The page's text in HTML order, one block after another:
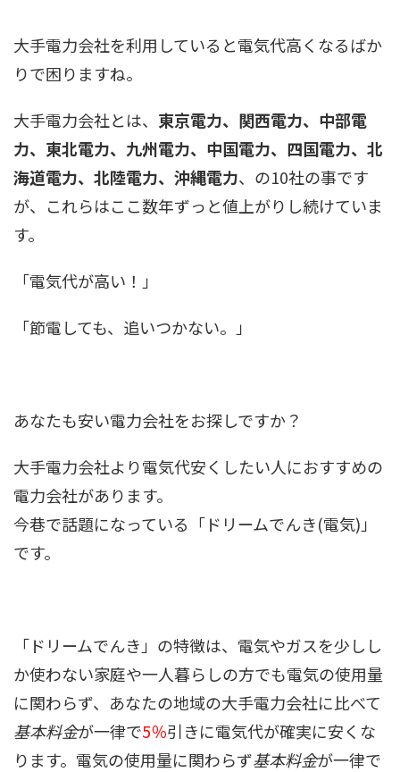
大手電力会社を利用していると電気代高くなるばか
りで困りますね。
大手電力会社とは、 東京電力、関西電力、中部電
力、東北電力、九州電力、中国電力、四国電力、北
海道電力、北陸電力、沖縄電力、の10社の事です
が、これらはここ数年ずっと値上がりし続けていま
す。
「電気代が高い！」
「節電しても、追いつかない。」
あなたも安い電力会社をお探しですか？
大手電力会社より電気代安くしたい人におすすめの
電力会社があります。
今巷で話題になっている「ドリームでんき(電気)」
です。
「ドリームでんき」の特徴は、電気やガスを少しし
か使わない家庭や一人暮らしの方でも電気の使用量
に関わらず、あなたの地域の大手電力会社に比べて
基本料金が一律で5％引きに電気代が確実に安くな
ります。電気の使用量に関わらず基本料金が一律で